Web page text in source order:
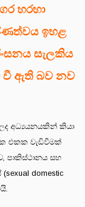
හරහා
ඉහළ
සැලකිය
වී ඇති බව නව
ලද අධ්‍යයනයකින් කියා
එකක වැඩිවීමක්
පාකිස්ථානය සහ
domestic